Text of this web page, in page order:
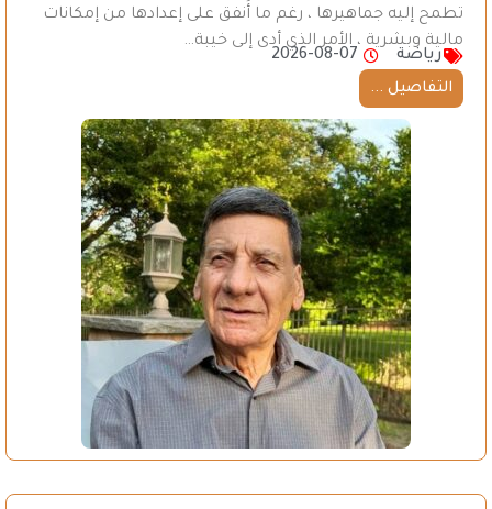
تطمح إليه جماهيرها ، رغم ما أُنفق على إعدادها من إمكانات
مالية وبشرية ، الأمر الذي أدى إلى خيبة…
رياضة
2026-08-07
التفاصيل ...